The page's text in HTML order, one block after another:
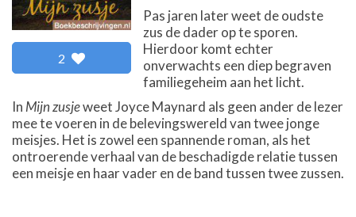
2
Pas jaren later weet de oudste
zus de dader op te sporen.
Hierdoor komt echter
onverwachts een diep begraven
familiegeheim aan het licht.
In Mijn zusjeweet Joyce Maynard als geen ander de lezer
mee te voeren in de belevingswereld van twee jonge
meisjes. Het is zowel een spannende roman, als het
ontroerende verhaal van de beschadigde relatie tussen
een meisje en haar vader en de band tussen twee zussen.